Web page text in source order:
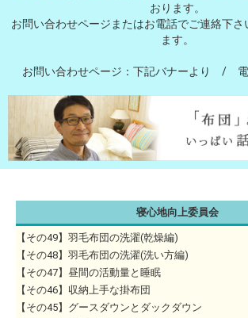
おります。
お問い合わせページまたはお電話でご連絡下さ
ます。
お問い合わせページ：下記バナーより /
寝心地向上委員会
【その49】羽毛布団の洗濯(乾燥編)
【その48】羽毛布団の洗濯(洗い方編)
【その47】昼間の活動量と睡眠
【その46】収納上手な掛布団
【その45】グースダウンとダックダウン